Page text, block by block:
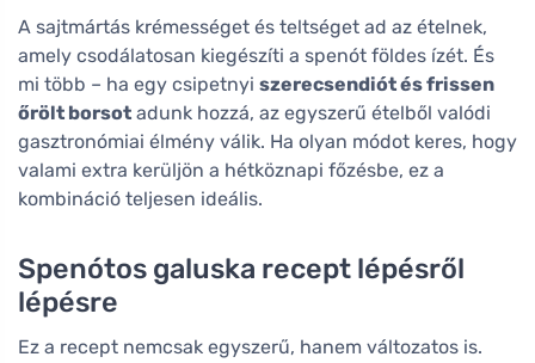
A sajtmártás krémességet és teltséget ad az ételnek,
amely csodálatosan kiegészíti a spenót földes ízét. És
mi több – ha egy csipetnyi szerecsendiót és frissen
őrölt borsot adunk hozzá, az egyszerű ételből valódi
gasztronómiai élmény válik. Ha olyan módot keres, hogy
valami extra kerüljön a hétköznapi főzésbe, ez a
kombináció teljesen ideális.
Spenótos galuska recept lépésről
lépésre
Ez a recept nemcsak egyszerű, hanem változatos is.